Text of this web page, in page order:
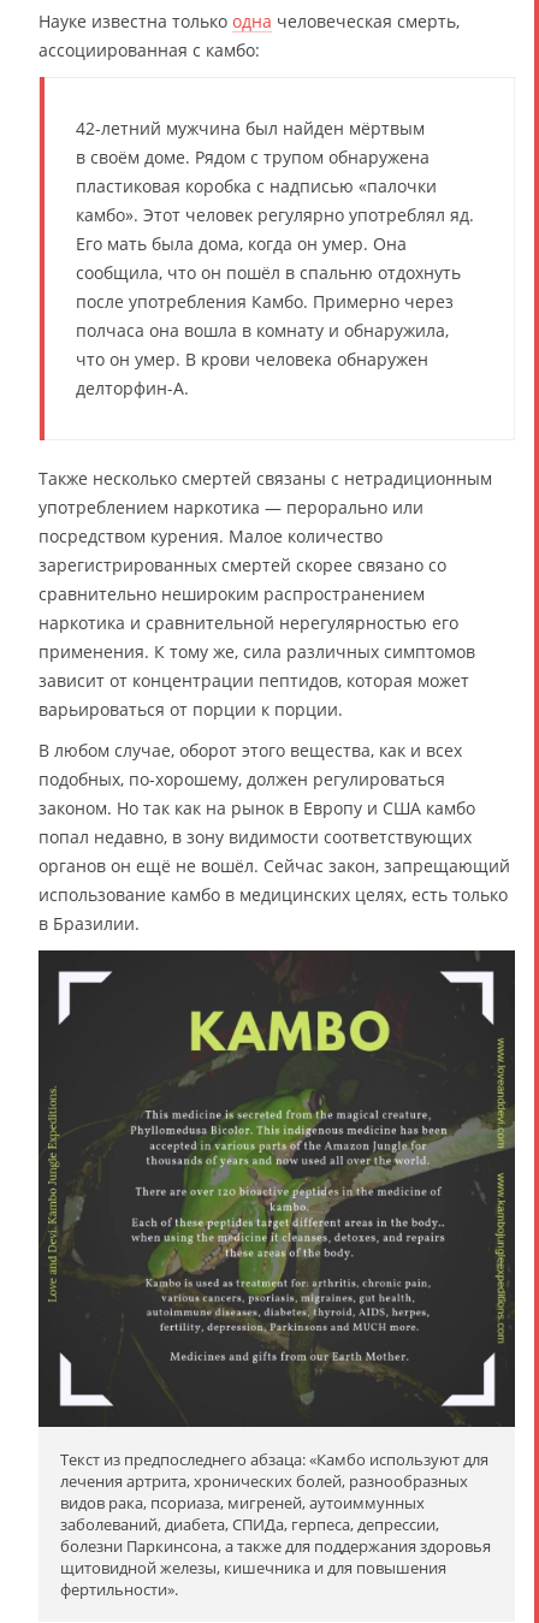
Науке известна только одна человеческая смерть,
ассоциированная с камбо:
42-летний мужчина был найден мёртвым
в своём доме. Рядом с трупом обнаружена
пластиковая коробка с надписью «палочки
камбо». Этот человек регулярно употреблял яд.
Его мать была дома, когда он умер. Она
сообщила, что он пошёл в спальню отдохнуть
после употребления Камбо. Примерно через
полчаса она вошла в комнату и обнаружила,
что он умер. В крови человека обнаружен
делторфин-А.
Также несколько смертей связаны с нетрадиционным
употреблением наркотика — перорально или
посредством курения. Малое количество
зарегистрированных смертей скорее связано со
сравнительно нешироким распространением
наркотика и сравнительной нерегулярностью его
применения. К тому же, сила различных симптомов
зависит от концентрации пептидов, которая может
варьироваться от порции к порции.
В любом случае, оборот этого вещества, как и всех
подобных, по-хорошему, должен регулироваться
законом. Но так как на рынок в Европу и США камбо
попал недавно, в зону видимости соответствующих
органов он ещё не вошёл. Сейчас закон, запрещающий
использование камбо в медицинских целях, есть только
в Бразилии.
Текст из предпоследнего абзаца: «Камбо используют для
лечения артрита, хронических болей, разнообразных
видов рака, псориаза, мигреней, аутоиммунных
заболеваний, диабета, СПИДа, герпеса, депрессии,
болезни Паркинсона, а также для поддержания здоровья
щитовидной железы, кишечника и для повышения
фертильности».